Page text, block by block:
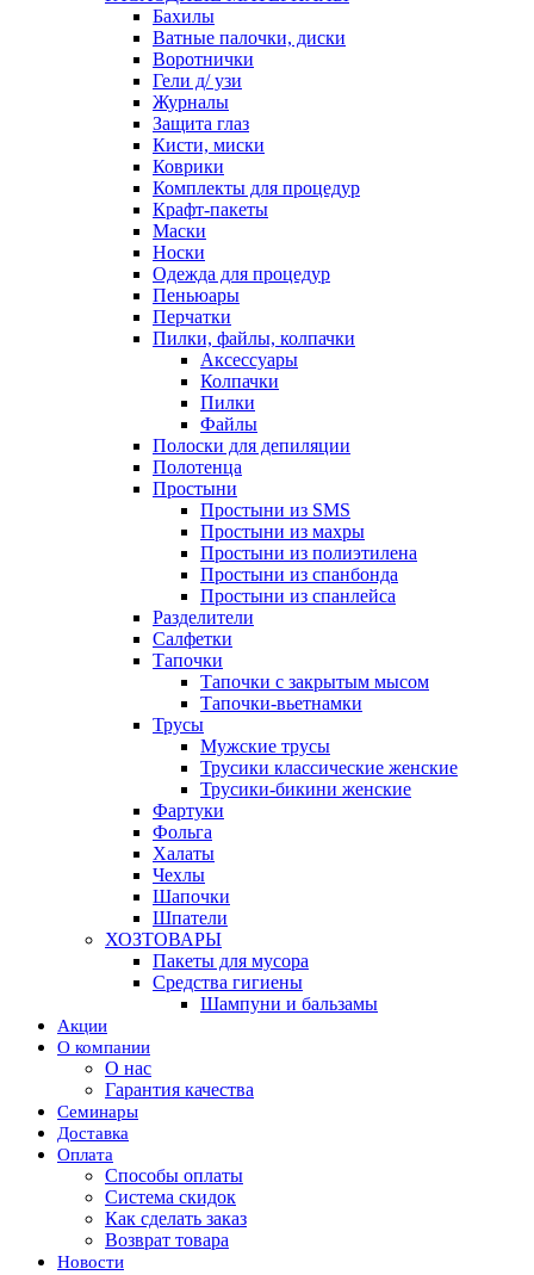
Бахилы
Ватные палочки, диски
Воротнички
Гели д/ узи
Журналы
Защита глаз
Кисти, миски
Коврики
Комплекты для процедур
Крафт-пакеты
Маски
Носки
Одежда для процедур
Пеньюары
Перчатки
Пилки, файлы, колпачки
Аксессуары
Колпачки
Пилки
Файлы
Полоски для депиляции
Полотенца
Простыни
Простыни из SMS
Простыни из махры
Простыни из полиэтилена
Простыни из спанбонда
Простыни из спанлейса
Разделители
Салфетки
Тапочки
Тапочки с закрытым мысом
Тапочки-вьетнамки
Трусы
Мужские трусы
Трусики классические женские
Трусики-бикини женские
Фартуки
Фольга
Халаты
Чехлы
Шапочки
Шпатели
ХОЗТОВАРЫ
Пакеты для мусора
Средства гигиены
Шампуни и бальзамы
Акции
О компании
О нас
Гарантия качества
Семинары
Доставка
Оплата
Способы оплаты
Система скидок
Как сделать заказ
Возврат товара
Новости